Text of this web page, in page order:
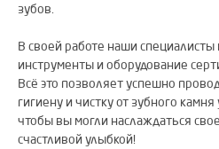
зубов.
В своей работе наши
инструменты и оборудование
Всё это позволяет успешно
гигиену и чистку от зубного
чтобы вы могли наслаждаться
счастливой улыбкой!